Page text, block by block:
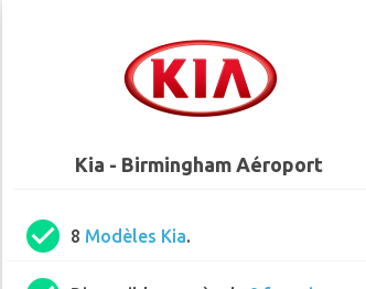
Kia - Birmingham Aéroport
check_circle 8 Modèles Kia.